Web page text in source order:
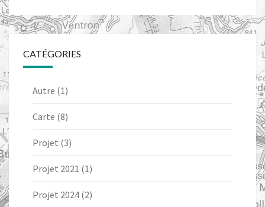
CATÉGORIES
Autre (1)
Carte (8)
Projet (3)
Projet 2021 (1)
Projet 2024 (2)